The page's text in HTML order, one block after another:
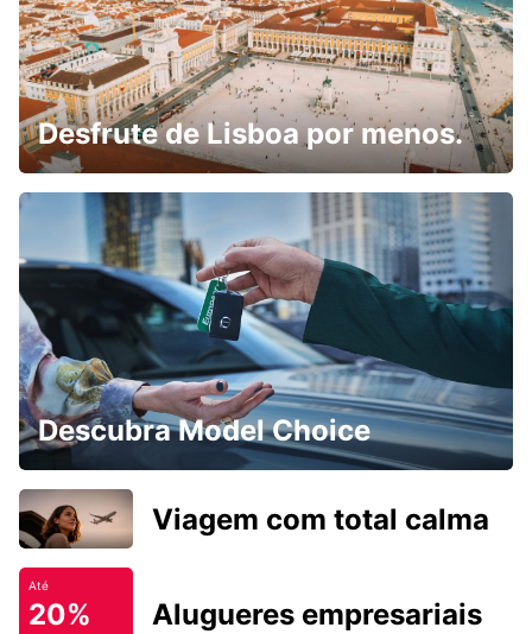
Desfrute de Lisboa por menos.
Descubra Model Choice
Viagem com total calma
Até
20% Alugueres empresariais